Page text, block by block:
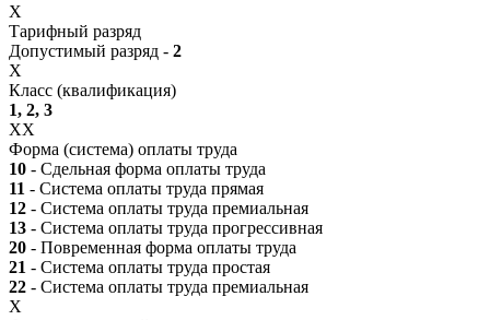
X
Тарифный разряд
Допустимый разряд - 2
X
Класс (квалификация)
1, 2, 3
XX
Форма (система) оплаты труда
10 - Сдельная форма оплаты труда
11 - Система оплаты труда прямая
12 - Система оплаты труда премиальная
13 - Система оплаты труда прогрессивная
20 - Повременная форма оплаты труда
21 - Система оплаты труда простая
22 - Система оплаты труда премиальная
X